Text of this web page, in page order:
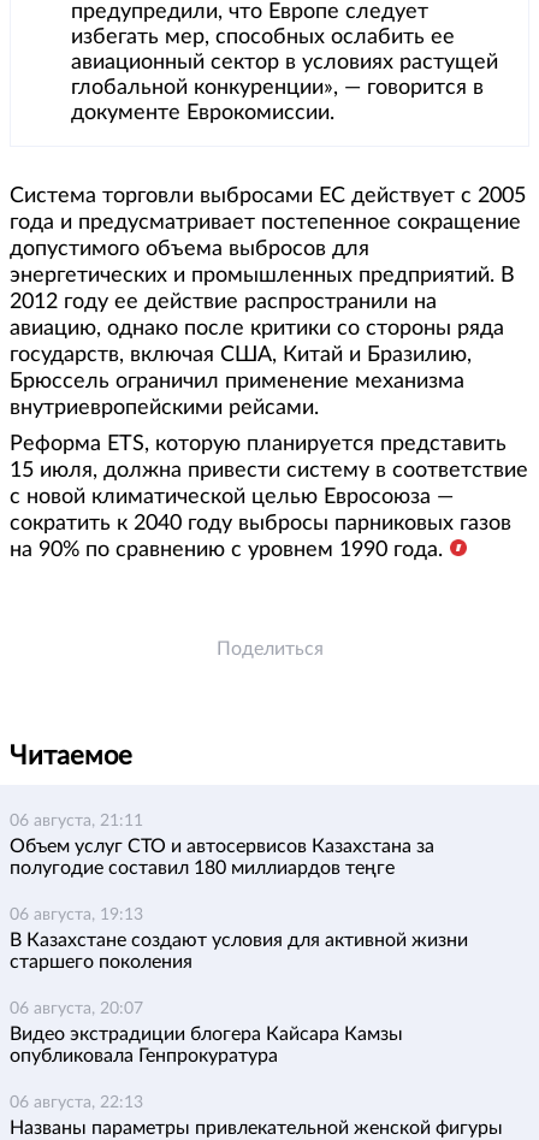
предупредили, что Европе следует
избегать мер, способных ослабить ее
авиационный сектор в условиях растущей
глобальной конкуренции», — говорится в
документе Еврокомиссии.
Система торговли выбросами ЕС действует с 2005
года и предусматривает постепенное сокращение
допустимого объема выбросов для
энергетических и промышленных предприятий. В
2012 году ее действие распространили на
авиацию, однако после критики со стороны ряда
государств, включая США, Китай и Бразилию,
Брюссель ограничил применение механизма
внутриевропейскими рейсами.
Реформа ETS, которую планируется представить
15 июля, должна привести систему в соответствие
с новой климатической целью Евросоюза —
сократить к 2040 году выбросы парниковых газов
на 90% по сравнению с уровнем 1990 года.
Поделиться
Читаемое
06 августа, 21:11
Объем услуг СТО и автосервисов Казахстана за
полугодие составил 180 миллиардов теңге
06 августа, 19:13
В Казахстане создают условия для активной жизни
старшего поколения
06 августа, 20:07
Видео экстрадиции блогера Кайсара Камзы
опубликовала Генпрокуратура
06 августа, 22:13
Названы параметры привлекательной женской фигуры